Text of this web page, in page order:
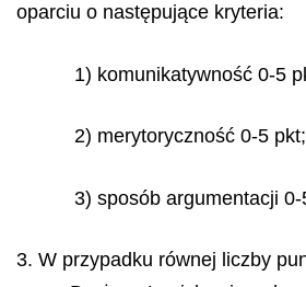
oparciu o następujące kryteria:
1) komunikatywność 0-5
2) merytoryczność 0-5 pkt;
3) sposób argumentacji 0-
3. W przypadku równej liczby